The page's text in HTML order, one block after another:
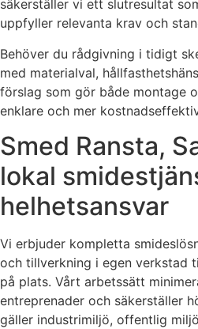
säkerställer vi ett slutresultat
uppfyller relevanta krav och
Behöver du rådgivning i tidigt
med materialval,
förslag som gör både montage
enklare och mer
Smed Ransta,
lokal
helhetsansvar
Vi erbjuder kompletta
och tillverkning i egen verkstad
på plats. Vårt arbetssätt
entreprenader och säkerställer
gäller industrimiljö, offentlig